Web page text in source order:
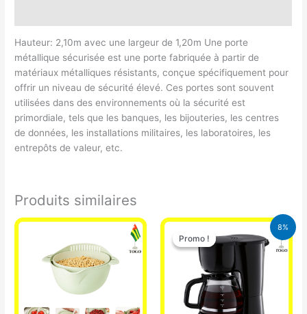
Hauteur: 2,10m avec une largeur de 1,20m Une porte
métallique sécurisée est une porte fabriquée à partir de
matériaux métalliques résistants, conçue spécifiquement pour
offrir un niveau de sécurité élevé. Ces portes sont souvent
utilisées dans des environnements où la sécurité est
primordiale, tels que les banques, les bijouteries, les centres
de données, les installations militaires, les laboratoires, les
entrepôts de valeur, etc.
Produits similaires
8%
Promo !
Promo !
Le
prix
initial
25.000 CFA.
Le
prix
actuel
est :
23.000 CFA.